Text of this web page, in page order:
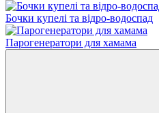
Бочки купелі та відро-водоспад
Парогенератори для хамама